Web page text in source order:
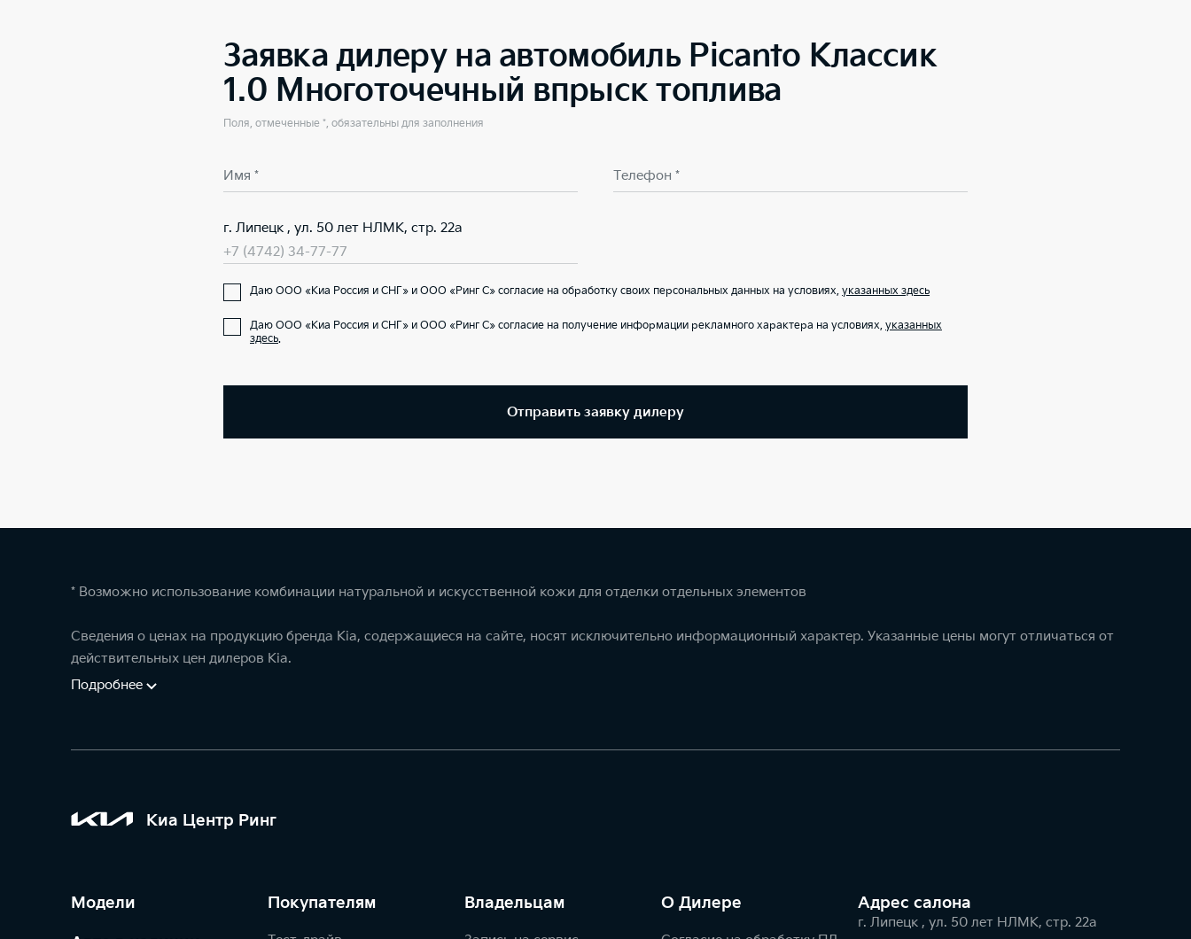
Заявка дилеру на автомобиль Picanto Классик
1.0 Многоточечный впрыск топлива
Поля, отмеченные *, обязательны для заполнения
Имя * Телефон *
г. Липецк , ул. 50 лет НЛМК, стр. 22а
+7 (4742) 34-77-77
Даю ООО «Киа Россия и СНГ» и ООО «Ринг С» согласие на обработку своих персональных данных на условиях, указанных здесь
Даю ООО «Киа Россия и СНГ» и ООО «Ринг С» согласие на получение информации рекламного характера на условиях, указанных
здесь.
Отправить заявку дилеру
* Возможно использование комбинации натуральной и искусственной кожи для отделки отдельных элементов
Сведения о ценах на продукцию бренда Kia, содержащиеся на сайте, носят исключительно информационный характер. Указанные цены могут отличаться от
действительных цен дилеров Kia.
Подробнее
Киа Центр Ринг
Модели Покупателям Владельцам О Дилере Адрес салонa
г. Липецк , ул. 50 лет НЛМК, стр. 22а